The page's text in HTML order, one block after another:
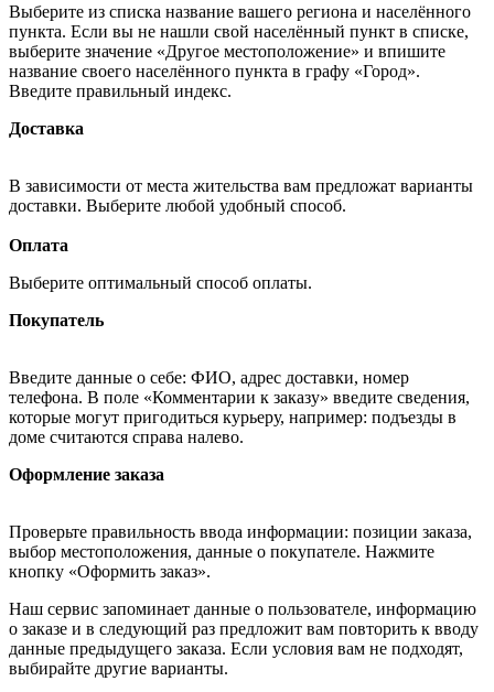
Выберите из списка название вашего региона и населённого
пункта. Если вы не нашли свой населённый пункт в списке,
выберите значение «Другое местоположение» и впишите
название своего населённого пункта в графу «Город».
Введите правильный индекс.
Доставка
В зависимости от места жительства вам предложат варианты
доставки. Выберите любой удобный способ.
Оплата
Выберите оптимальный способ оплаты.
Покупатель
Введите данные о себе: ФИО, адрес доставки, номер
телефона. В поле «Комментарии к заказу» введите сведения,
которые могут пригодиться курьеру, например: подъезды в
доме считаются справа налево.
Оформление заказа
Проверьте правильность ввода информации: позиции заказа,
выбор местоположения, данные о покупателе. Нажмите
кнопку «Оформить заказ».
Наш сервис запоминает данные о пользователе, информацию
о заказе и в следующий раз предложит вам повторить к вводу
данные предыдущего заказа. Если условия вам не подходят,
выбирайте другие варианты.